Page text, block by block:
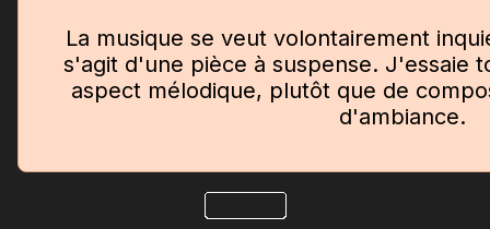
La musique se veut volontairement
s'agit d'une pièce à suspense. J'essaie
aspect mélodique, plutôt que de
d'ambiance.